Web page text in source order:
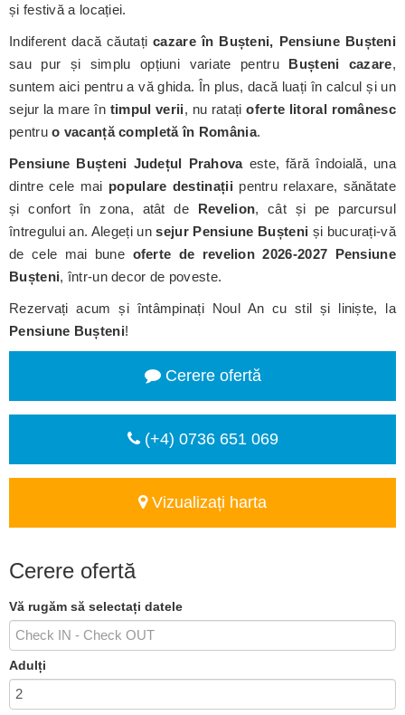
și festivă a locației.
Indiferent dacă căutațicazare în Bușteni, Pensiune Bușteni
sau pur și simplu opțiuni variate pentru Bușteni cazare,
suntem aici pentru a vă ghida. În plus, dacă luați în calcul și un
sejur la mare în timpul verii, nu ratațioferte litoral românesc
pentruo vacanță completă în România.
Pensiune Bușteni Județul Prahovaeste, fără îndoială, una
dintre cele mai populare destinații pentru relaxare, sănătate
și confort în zona, atât de Revelion, cât și pe parcursul
întregului an. Alegeți unsejur Pensiune Bușteni și bucurați-vă
de cele mai bune oferte de revelion 2026-2027 Pensiune
Bușteni, într-un decor de poveste.
Rezervați acum și întâmpinați Noul An cu stil și liniște, la
Pensiune Bușteni!
Cerere ofertă
(+4) 0736 651 069
Vizualizați harta
Cerere ofertă
Vă rugăm să selectați datele
Adulți